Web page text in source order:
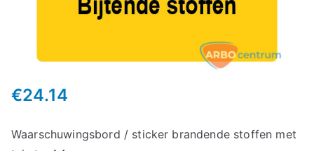
€24.14
Waarschuwingsbord / sticker brandende stoffen met